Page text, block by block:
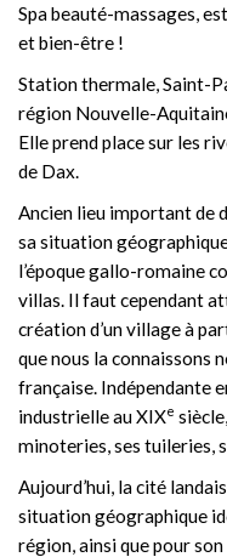
Spa beauté-massages,
et bien-être !
Station thermale, Saint-
région Nouvelle-
Elle prend place sur les
de Dax.
Ancien lieu important de
sa situation
l’époque gallo-romaine
villas. Il faut cependant
création d’un village à
que nous la connaissons
française. Indépendante
industrielle au XIXe
minoteries, ses tuileries,
Aujourd’hui, la cité
situation géographique
région, ainsi que pour